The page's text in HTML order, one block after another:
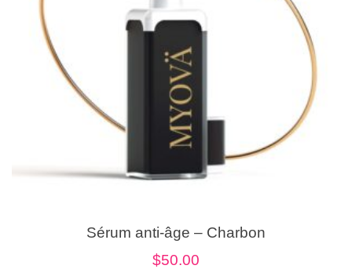
Sérum anti-âge – Charbon
$50.00